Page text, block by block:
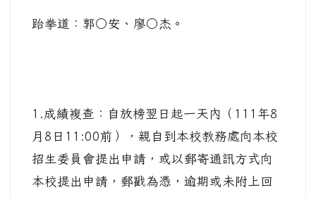
跆拳道：郭○安、廖○杰。
1.成績複查：自放榜翌日起一天內（111年8
月8日11:00前），親自到本校教務處向本校
招生委員會提出申請，或以郵寄通訊方式向
本校提出申請，郵戳為憑，逾期或未附上回